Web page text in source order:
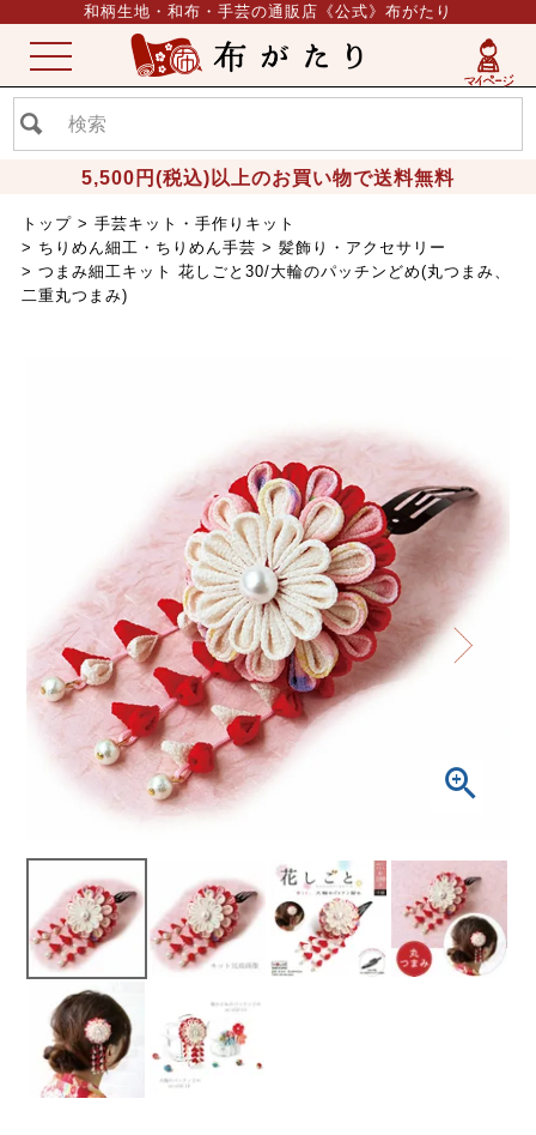
和柄生地・和布・手芸の通販店《公式》布がたり
5,500円(税込)以上のお買い物で送料無料
ME
NU
トップ
手芸キット・手作りキット
ちりめん細工・ちりめん手芸
髪飾り・アクセサリー
つまみ細工キット 花しごと30/大輪のパッチンどめ(丸つまみ、
二重丸つまみ)